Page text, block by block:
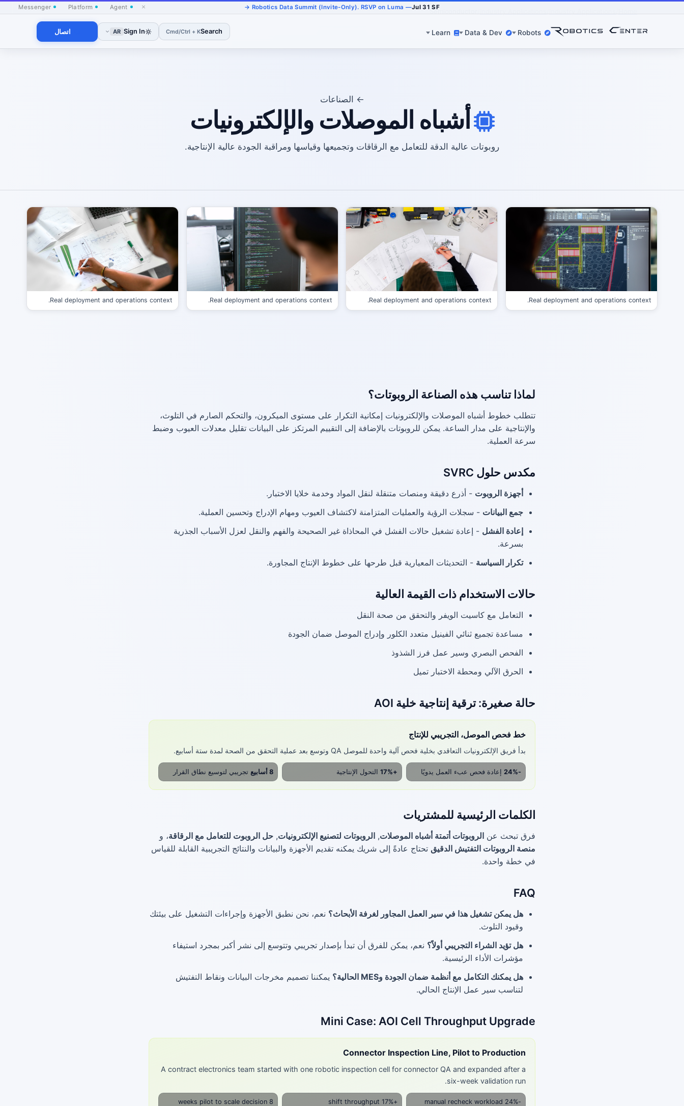
Jul 31 SF
— Robotics Data Summit (Invite-Only). RSVP on Luma →
×
Agent
Platform
Messenger
Robots
Data & Dev
Learn
Search
Cmd/Ctrl + K
Sign In
AR اتصال
Semiconductor
← الصناعات
أشباه الموصلات والإلكترونيات
روبوتات عالية الدقة للتعامل مع الرقاقات وتجميعها وقياسها ومراقبة الجودة عالية الإنتاجية.
Real deployment and operations context.
Real deployment and operations context.
Real deployment and operations context.
Real deployment and operations context.
لماذا تناسب هذه الصناعة الروبوتات؟
تتطلب خطوط أشباه الموصلات والإلكترونيات إمكانية التكرار على مستوى الميكرون، والتحكم الصارم في التلوث،
والإنتاجية على مدار الساعة. يمكن للروبوتات بالإضافة إلى التقييم المرتكز على البيانات تقليل معدلات العيوب وضبط
سرعة العملية.
مكدس حلول SVRC
أجهزة الروبوت - أذرع دقيقة ومنصات متنقلة لنقل المواد وخدمة خلايا الاختبار.
جمع البيانات - سجلات الرؤية والعمليات المتزامنة لاكتشاف العيوب ومهام الإدراج وتحسين العملية.
إعادة الفشل - إعادة تشغيل حالات الفشل في المحاذاة غير الصحيحة والفهم والنقل لعزل الأسباب الجذرية
بسرعة.
تكرار السياسة - التحديثات المعيارية قبل طرحها على خطوط الإنتاج المجاورة.
حالات الاستخدام ذات القيمة العالية
التعامل مع كاسيت الويفر والتحقق من صحة النقل
مساعدة تجميع ثنائي الفينيل متعدد الكلور وإدراج الموصل ضمان الجودة
الفحص البصري وسير عمل فرز الشذوذ
الحرق الآلي ومحطة الاختبار تميل
حالة صغيرة: ترقية إنتاجية خلية AOI
خط فحص الموصل، التجريبي للإنتاج
بدأ فريق الإلكترونيات التعاقدي بخلية فحص آلية واحدة للموصل QA وتوسع بعد عملية التحقق من الصحة لمدة ستة أسابيع.
-24% إعادة فحص عبء العمل يدويًا +17% التحول الإنتاجية 8 أسابيع تجريبي لتوسيع نطاق القرار
الكلمات الرئيسية للمشتريات
فرق تبحث عن الروبوتات أتمتة أشباه الموصلات, الروبوتات لتصنيع الإلكترونيات, حل الروبوت للتعامل مع الرقاقة، و
منصة الروبوتات التفتيش الدقيق تحتاج عادةً إلى شريك يمكنه تقديم الأجهزة والبيانات والنتائج التجريبية القابلة للقياس
في خطة واحدة.
FAQ
هل يمكن تشغيل هذا في سير العمل المجاور لغرفة الأبحاث؟ نعم، نحن نطبق الأجهزة وإجراءات التشغيل على بيئتك
وقيود التلوث.
هل تؤيد الشراء التجريبي أولاً؟ نعم، يمكن للفرق أن تبدأ بإصدار تجريبي وتتوسع إلى نشر أكبر بمجرد استيفاء
مؤشرات الأداء الرئيسية.
هل يمكنك التكامل مع أنظمة ضمان الجودة وMES الحالية؟
يمكننا تصميم مخرجات البيانات ونقاط التفتيش
لتناسب سير عمل الإنتاج الحالي.
Mini Case: AOI Cell Throughput Upgrade
Connector Inspection Line, Pilot to Production
A contract electronics team started with one robotic inspection cell for connector QA and expanded after a
six-week validation run.
-24% manual recheck workload
+17% shift throughput
8 weeks pilot to scale decision